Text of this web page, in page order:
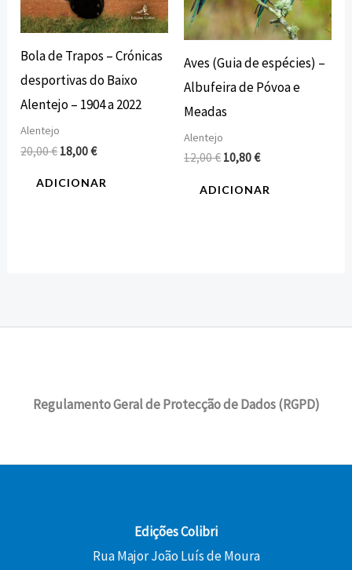
Bola de Trapos – Crónicas
desportivas do Baixo
Alentejo – 1904 a 2022
Alentejo
20,00€ 18,00€
ADICIONAR
Aves (Guia de espécies) –
Albufeira de Póvoa e
Meadas
Alentejo
12,00€ 10,80€
ADICIONAR
Regulamento Geral de Protecção de Dados (RGPD)
Edições Colibri
Rua Major João Luís de Moura